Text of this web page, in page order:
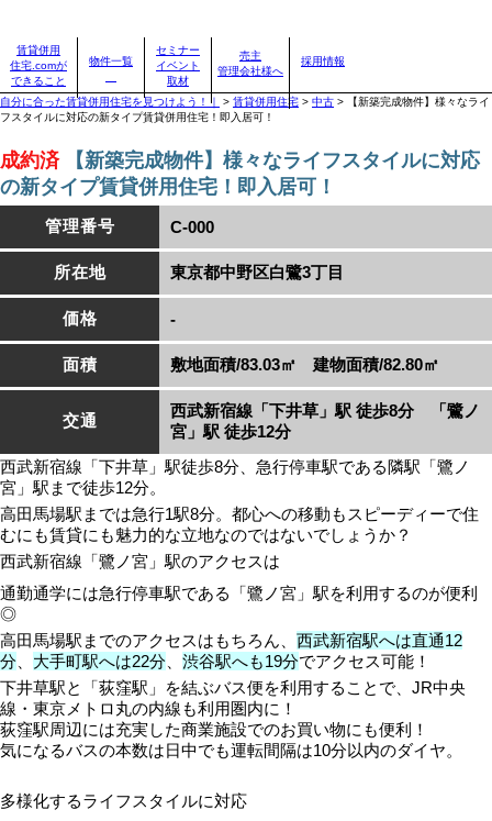
賃貸併用住宅物件情報
自分に合った賃貸併用住宅を見つけよう！｜ > 賃貸併用住宅 > 中古 >
【新築完成物件】様々なライ
フスタイルに対応の新タイプ賃貸併用住宅！即入居可！
成約済【新築完成物件】様々なライフスタイルに対応
の新タイプ賃貸併用住宅！即入居可！
管理番号 C-000
所在地 東京都中野区白鷺3丁目
価格 -
面積 敷地面積/83.03㎡ 建物面積/82.80㎡
交通
西武新宿線「下井草」駅 徒歩8分 「鷺ノ
宮」駅 徒歩12分
西武新宿線「下井草」駅徒歩8分、急行停車駅である隣駅「鷺ノ
宮」駅まで徒歩12分。
高田馬場駅までは急行1駅8分。都心への移動もスピーディーで住
むにも賃貸にも魅力的な立地なのではないでしょうか？
西武新宿線「鷺ノ宮」駅のアクセスは
通勤通学には急行停車駅である「鷺ノ宮」駅を利用するのが便利
◎
高田馬場駅までのアクセスはもちろん、 西武新宿駅へは直通12
分
大手町駅へは22分 渋谷駅へも19分でアクセス可能！
下井草駅と「荻窪駅」を結ぶバス便を利用することで、JR中央
線・東京メトロ丸の内線も利用圏内に！
荻窪駅周辺には充実した商業施設でのお買い物にも便利！
気になるバスの本数は日中でも運転間隔は10分以内のダイヤ。
多様化するライフスタイルに対応
賃貸併用
住宅.comが
できること
物件一覧
セミナー
イベント
取材
売主
管理会社様へ
採用情報